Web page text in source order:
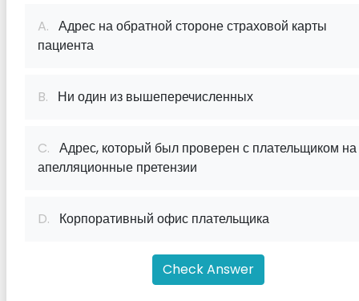
A. Адрес на обратной стороне страховой карты
пациента
B. Ни один из вышеперечисленных
C. Адрес, который был проверен с плательщиком на
апелляционные претензии
D. Корпоративный офис плательщика
Check Answer